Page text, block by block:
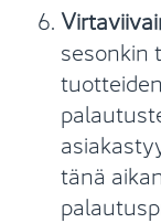
sesonkin
tänä